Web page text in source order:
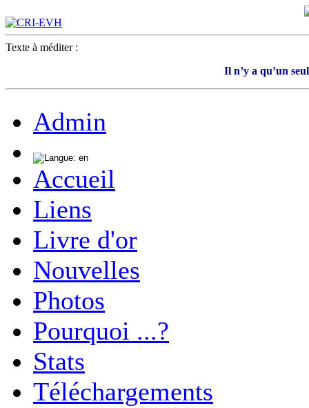
Texte à méditer :
Il n’y a qu’un
Admin
Accueil
Liens
Livre d'or
Nouvelles
Photos
Pourquoi ...?
Stats
Téléchargements